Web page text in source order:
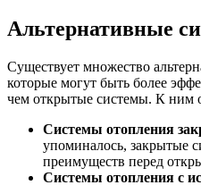
Альтернативные
Существует множество
которые могут быть более
чем открытые системы. К ним
Системы отопления
упоминалось, закрытые
преимуществ перед
Системы отопления с